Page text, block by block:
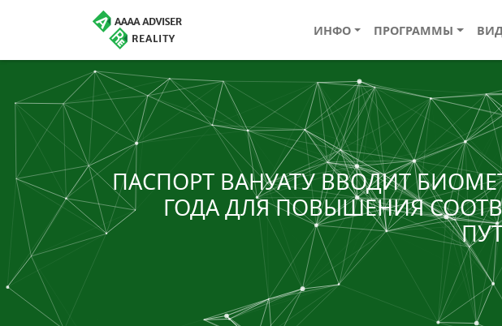
ИНФО ПРОГРАММЫ
ПАСПОРТ ВАНУАТУ ВВОДИТ
ГОДА ДЛЯ ПОВЫШЕНИЯ